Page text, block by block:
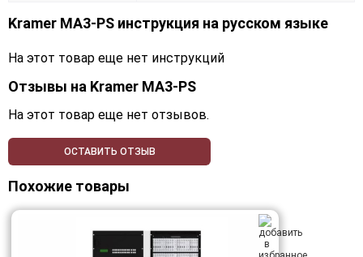
Kramer MA3-PS инструкция на русском языке
На этот товар еще нет инструкций
Отзывы на Kramer MA3-PS
На этот товар еще нет отзывов.
ОСТАВИТЬ ОТЗЫВ
Похожие товары